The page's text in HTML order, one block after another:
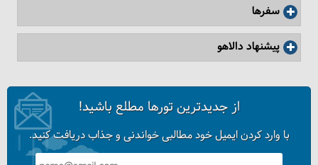
سفرها
پیشنهاد دالاهو
از جدیدترین تورها مطلع باشید!
با وارد کردن ایمیل خود مطالبی خواندنی و جذاب دریافت کنید.